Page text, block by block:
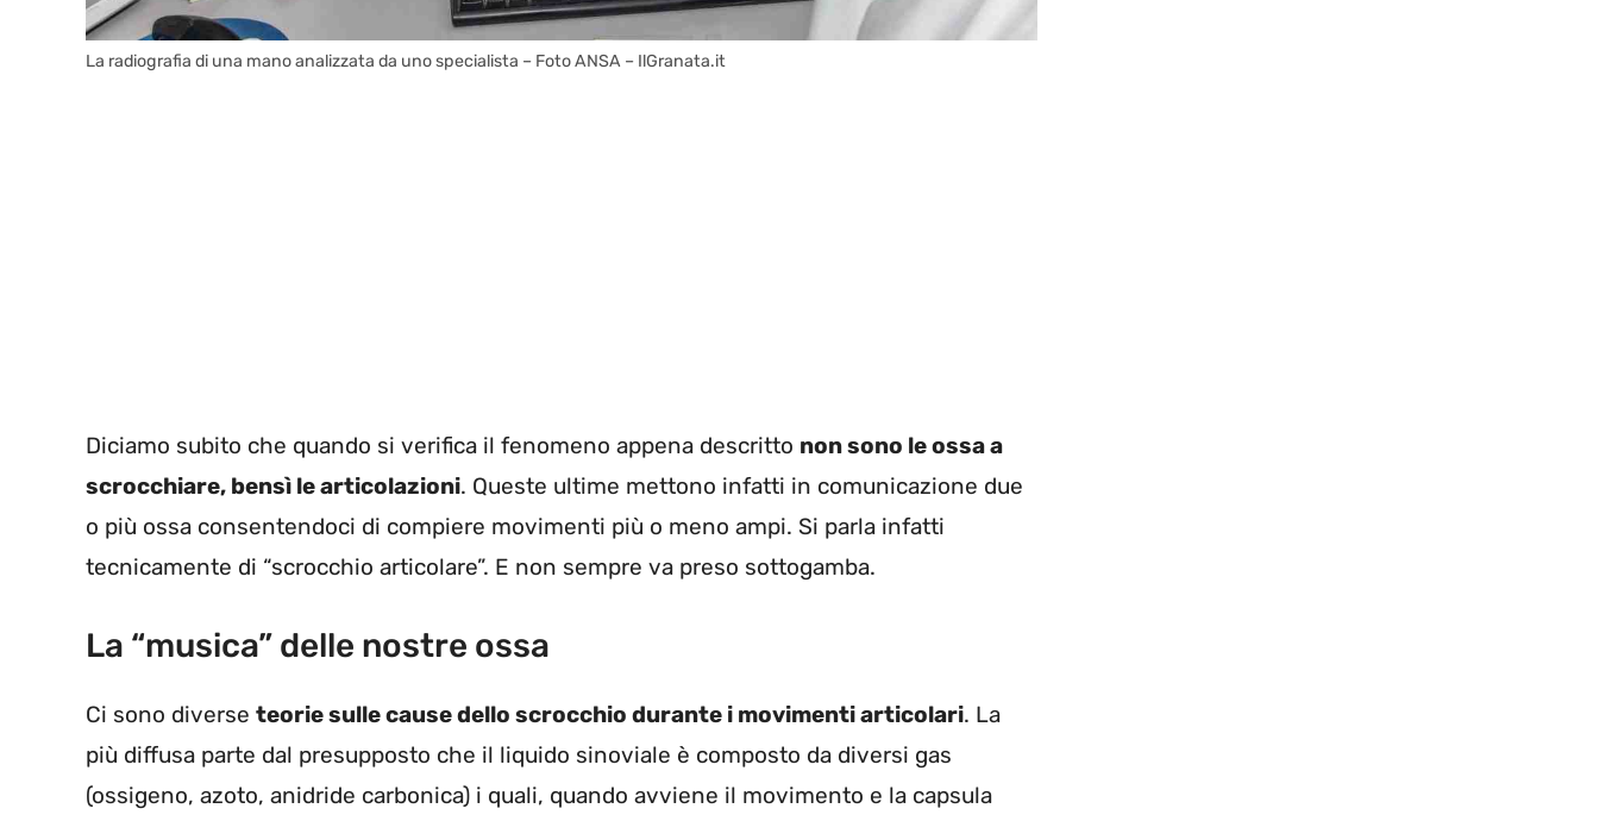
La radiografia di una mano analizzata da uno specialista – Foto ANSA – IlGranata.it
Diciamo subito che quando si verifica il fenomeno appena descritto non sono le ossa a
scrocchiare, bensì le articolazioni. Queste ultime mettono infatti in comunicazione due
o più ossa consentendoci di compiere movimenti più o meno ampi. Si parla infatti
tecnicamente di “scrocchio articolare”. E non sempre va preso sottogamba.
La “musica” delle nostre ossa
Ci sono diverse teorie sulle cause dello scrocchio durante i movimenti articolari. La
più diffusa parte dal presupposto che il liquido sinoviale è composto da diversi gas
(ossigeno, azoto, anidride carbonica) i quali, quando avviene il movimento e la capsula